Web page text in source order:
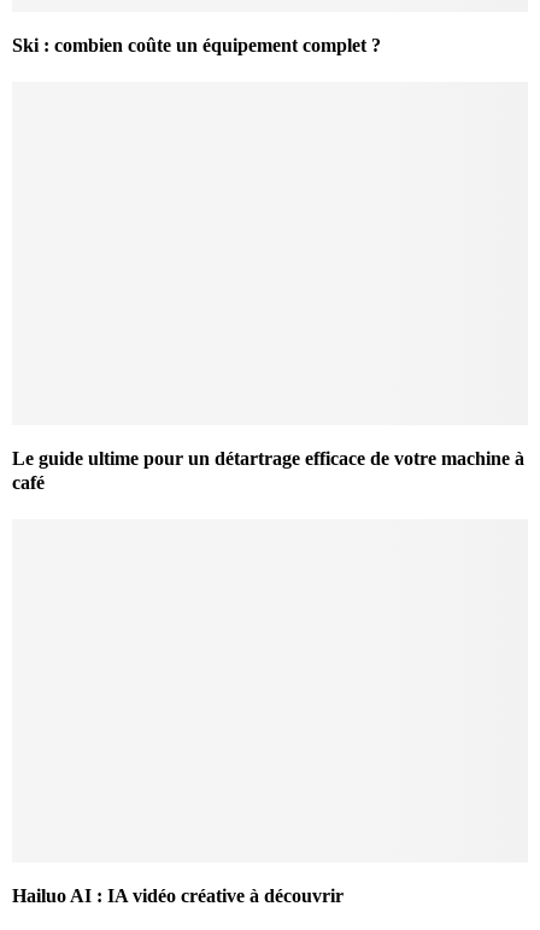
Ski : combien coûte un équipement complet ?
Le guide ultime pour un détartrage efficace de votre machine à
café
Hailuo AI : IA vidéo créative à découvrir